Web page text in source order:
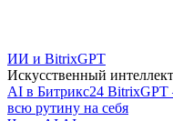
ИИ и BitrixGPT
Искусственный
AI в Битрикс24 BitrixGPT
всю рутину на себя